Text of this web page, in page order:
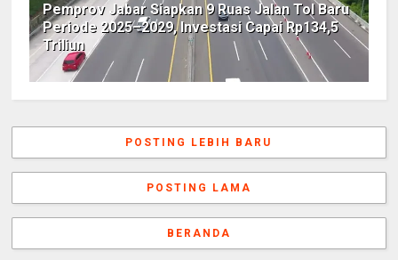
Pemprov Jabar Siapkan 9 Ruas Jalan Tol Baru
Periode 2025–2029, Investasi Capai Rp134,5
Triliun
POSTING LEBIH BARU
POSTING LAMA
BERANDA